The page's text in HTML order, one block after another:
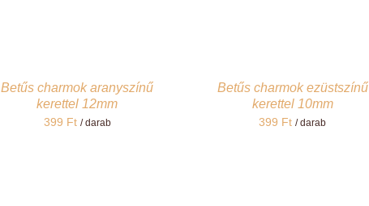
Betűs charmok aranyszínű
kerettel 12mm
399 Ft / darab
Betűs charmok ezüstszínű
kerettel 10mm
399 Ft / darab